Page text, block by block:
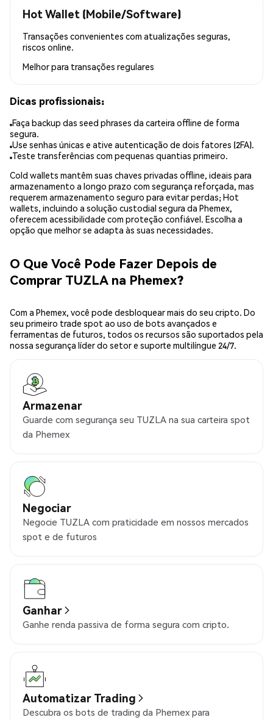
Hot Wallet (Mobile/Software)
Transações convenientes com atualizações seguras,
riscos online.
Melhor para transações regulares
Dicas profissionais:
Faça backup das seed phrases da carteira offline de forma
segura.
Use senhas únicas e ative autenticação de dois fatores (2FA).
Teste transferências com pequenas quantias primeiro.
Cold wallets mantêm suas chaves privadas offline, ideais para
armazenamento a longo prazo com segurança reforçada, mas
requerem armazenamento seguro para evitar perdas; Hot
wallets, incluindo a solução custodial segura da Phemex,
oferecem acessibilidade com proteção confiável. Escolha a
opção que melhor se adapta às suas necessidades.
O Que Você Pode Fazer Depois de
Comprar TUZLA na Phemex?
Com a Phemex, você pode desbloquear mais do seu cripto. Do
seu primeiro trade spot ao uso de bots avançados e
ferramentas de futuros, todos os recursos são suportados pela
nossa segurança líder do setor e suporte multilíngue 24/7.
Armazenar
Guarde com segurança seu TUZLA na sua carteira spot
da Phemex
Negociar
Negocie TUZLA com praticidade em nossos mercados
spot e de futuros
Ganhar
Ganhe renda passiva de forma segura com cripto.
Automatizar Trading
Descubra os bots de trading da Phemex para